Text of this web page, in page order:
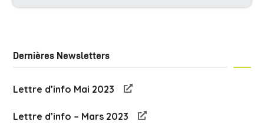
Dernières Newsletters
Lettre d’info Mai 2023
Lettre d’info – Mars 2023